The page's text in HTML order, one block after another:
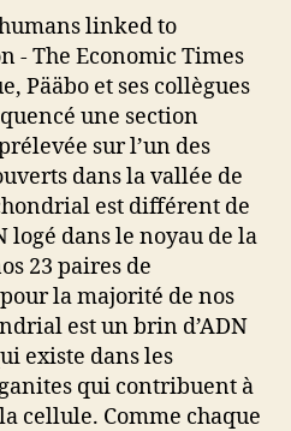
Pääbo et ses collègues
une section
sur l’un des
dans la vallée de
est différent de
logé dans le noyau de la
23 paires de
la majorité de nos
est un brin d’ADN
existe dans les
qui contribuent à
cellule. Comme chaque